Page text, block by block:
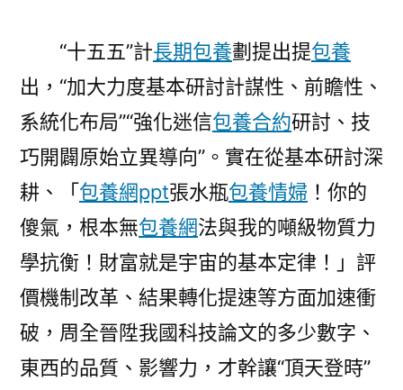
“十五五”計長期包養劃提出提包養
出，“加大力度基本研討計謀性、前瞻性、
系統化布局”“強化迷信包養合約研討、技
巧開闢原始立異導向”。實在從基本研討深
耕、「包養網ppt張水瓶包養情婦 ！你的
傻氣，根本無包養網法與我的噸級物質力
學抗衡！財富就是宇宙的基本定律！」評
價機制改革、結果轉化提速等方面加速衝
破，周全晉陞我國科技論文的多少數字、
東西的品質、影響力，才幹讓“頂天登時”